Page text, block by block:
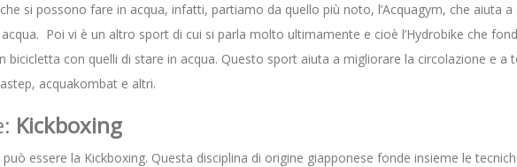
si possono fare in acqua, infatti, partiamo da quello più noto, l’Acquagym, che aiuta
Poi vi è un altro sport di cui si parla molto ultimamente e cioè l’Hydrobike che
bicicletta con quelli di stare in acqua. Questo sport aiuta a migliorare la circolazione e a
acquakombat e altri.
Kickboxing
essere la Kickboxing. Questa disciplina di origine giapponese fonde insieme le